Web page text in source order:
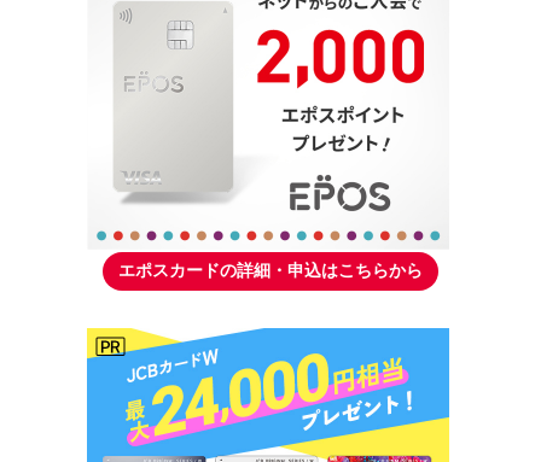
エポスカードの詳細・申込はこちらから